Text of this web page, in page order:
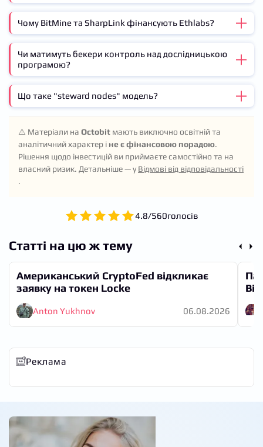
Чому BitMine та SharpLink фінансують Ethlabs?
Обидві компанії заробляють на стейкінгу ETH. Їхній
бізнес залежить від того, щоб ETH розглядався як
інституційний актив. Фінансування R&D протоколу
Чи матимуть бекери контроль над дослідницькою
програмою?
Ні. За структурою управління, фінансисти отримують
підзвітність, але не контроль. Остаточне рішення
звітністю та незалежними аудитами.
Що таке "steward nodes" модель?
Це концепція багатовузлового керівництва, де кілька
незалежних організацій (а не один Фонд) фінансують
та координують розвиток протоколу. Joe Lubin
популяризує цей термін для опису майбутнього
Ethereum.
⚠️ Матеріали на Octobit мають виключно освітній та
аналітичний характер і не є фінансовою порадою.
Рішення щодо інвестицій ви приймаєте самостійно та на
власний ризик. Детальніше — уВідмові від відповідальності
.
4.8/560голосів
Статті на цю ж тему
Американський CryptoFed відкликає
заявку на токен Locke
Anton Yukhnov 06.08.2026
Реклама